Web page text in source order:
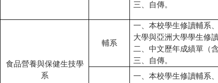
三、自傳。
食品營養與保健生技學
系
輔系
一、本校學生修讀輔系
大學與亞洲大學學生修
二、中文歷年成績單（
三、自傳。
一、本校學生修讀輔系